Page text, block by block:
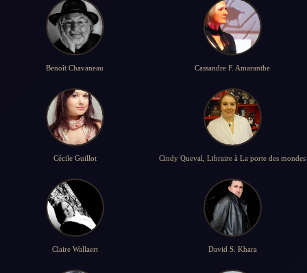
Benoît Chavaneau Cassandre F. Amaranthe
Cécile Guillot Cindy Queval, Libraire à La porte des mondes
Claire Wallaert David S. Khara